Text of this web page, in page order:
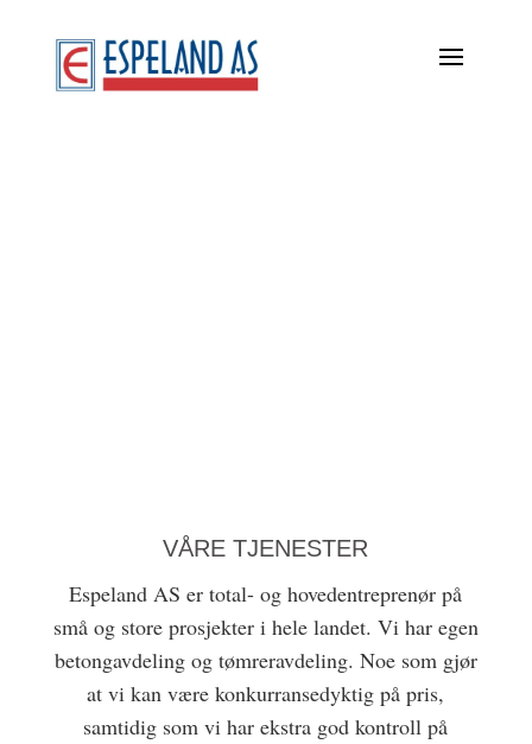
VÅRE TJENESTER
EspelandASer total- oghovedentreprenør på
små og store prosjekter i hele landet. Vi har egen
betongavdeling og tømreravdeling. Noe som gjør
at vi kan være konkurransedyktig på pris,
samtidig som vi har ekstra god kontroll på